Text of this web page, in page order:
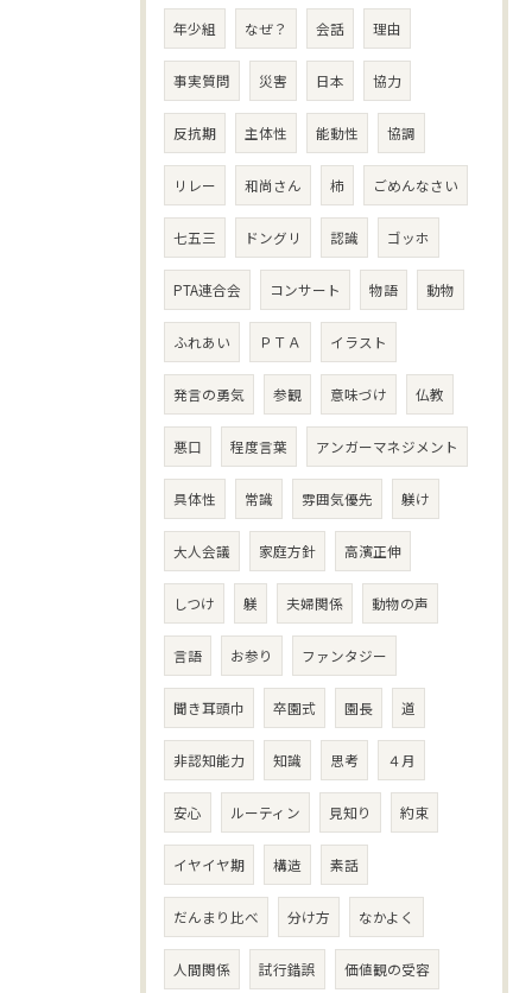
年少組 なぜ？ 会話 理由
事実質問 災害 日本 協力
反抗期 主体性 能動性 協調
リレー 和尚さん 柿 ごめんなさい
七五三 ドングリ 認識 ゴッホ
PTA連合会 コンサート 物語 動物
ふれあい ＰＴＡ イラスト
発言の勇気 参観 意味づけ 仏教
悪口 程度言葉 アンガーマネジメント
具体性 常識 雰囲気優先 躾け
大人会議 家庭方針 高濱正伸
しつけ 躾 夫婦関係 動物の声
言語 お参り ファンタジー
聞き耳頭巾 卒園式 園長 道
非認知能力 知識 思考 ４月
安心 ルーティン 見知り 約束
イヤイヤ期 構造 素話
だんまり比べ 分け方 なかよく
人間関係 試行錯誤 価値観の受容